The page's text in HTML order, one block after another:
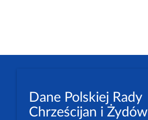
Dane Polskiej Rady
Chrześcijan i Żydów